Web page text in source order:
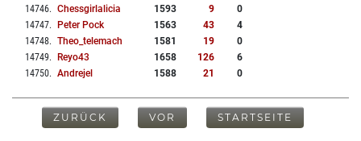
14746. Chessgirlalicia 1593 9
0
14747. Peter Pock 1563 43
4
14748. Theo_telemach 1581 19
0
14749. Reyo43 1658 126
6
14750. Andrejel 1588 21 0
ZURÜCK VOR STARTSEITE